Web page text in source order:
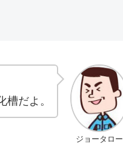
ジョータロー
だよ。